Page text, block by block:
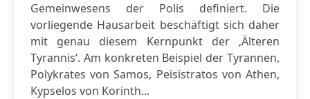
Gemeinwesens der Polis definiert. Die
vorliegende Hausarbeit beschäftigt sich daher
mit genau diesem Kernpunkt der ‚Älteren
Tyrannis‘. Am konkreten Beispiel der Tyrannen,
Polykrates von Samos, Peisistratos von Athen,
Kypselos von Korinth...